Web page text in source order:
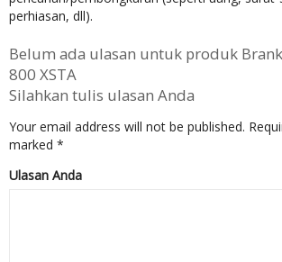
perhiasan, dll).
Belum ada ulasan untuk produk
800 XSTA
Silahkan tulis ulasan Anda
Your email address will not be published.
marked *
Ulasan Anda